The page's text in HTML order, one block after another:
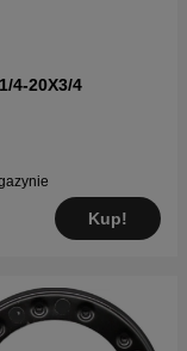
4-20X3/4
Kup!